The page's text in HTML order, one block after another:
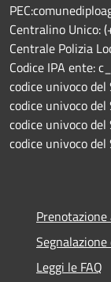
Centralino Unico:
Centrale Polizia
Codice IPA ente:
codice univoco
codice univoco
codice univoco
codice univoco
Leggi le FAQ